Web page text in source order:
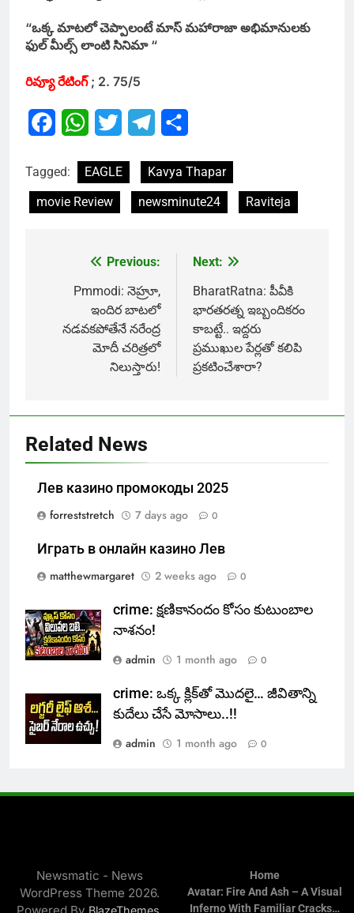
“ఒక్క మాటలో చెప్పాలంటే మాస్ మహారాజా అభిమానులకు
ఫుల్ మీల్స్ లాంటి సినిమా “
రివ్యూ రేటింగ్; 2. 75/5
FacebookWhatsApp
Twitter Telegram
Tagged: EAGLE
Kavya Thapar
movie Review
newsminute24 Raviteja
navigation
Previous:
Pmmodi: నెహ్రూ,
ఇందిర బాటలో
నడవకపోతేనే నరేంద్ర
మోదీ చరిత్రలో
నిలుస్తారు!
Next:
BharatRatna: పీవీకి
భారతరత్న ఇబ్బందికరం
కాబట్టే.. ఇద్దరు
ప్రముఖుల పేర్లతో కలిపి
ప్రకటించేశారా?
Related News
Лев казино промокоды 2025
forreststretch
7 days ago 0
Играть в онлайн казино Лев
matthewmargaret
2 weeks ago 0
crime: క్షణికానందం కోసం కుటుంబాల
నాశనం!
admin
1 month ago 0
crime: ఒక్క క్లిక్‌తో మొదలై… జీవితాన్ని
కుదేలు చేసే మోసాలు..!!
admin
1 month ago 0
Newsmatic - News
WordPress Theme 2026.
BlazeThemes
Home
Avatar: Fire And Ash – A Visual
Inferno With Familiar Cracks…